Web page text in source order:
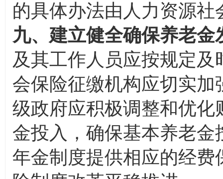
的具体办法由人力资源
九、建立健全确保养老金
及其工作人员应按规定
会保险征缴机构应切实
级政府应积极调整和优
金投入，确保基本养老
年金制度提供相应的经